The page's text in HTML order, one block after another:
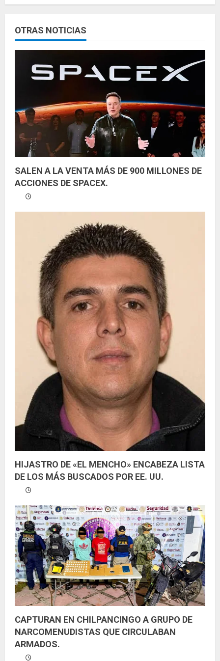
l
e
y
d
o
OTRAS NOTICIAS
SALEN A LA VENTA MÁS DE 900 MILLONES DE
ACCIONES DE SPACEX.
HIJASTRO DE «EL MENCHO» ENCABEZA LISTA
DE LOS MÁS BUSCADOS POR EE. UU.
CAPTURAN EN CHILPANCINGO A GRUPO DE
NARCOMENUDISTAS QUE CIRCULABAN
ARMADOS.